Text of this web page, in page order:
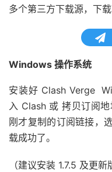
多个第三方下载源，下
Windows 操作系统
安装好 Clash Verge
入 Clash 或 拷贝订阅
刚才复制的订阅链接，
载成功了。
（建议安装 1.7.5 及更